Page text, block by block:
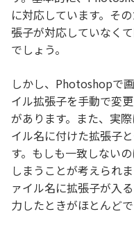
に対応しています。そ
張子が対応していなく
でしょう。
しかし、Photoshopで
イル拡張子を手動で変
があります。また、実
イル名に付けた拡張子
す。もしも一致しない
しまうことが考えられ
ァイル名に拡張子が入
力したときがほとんどで